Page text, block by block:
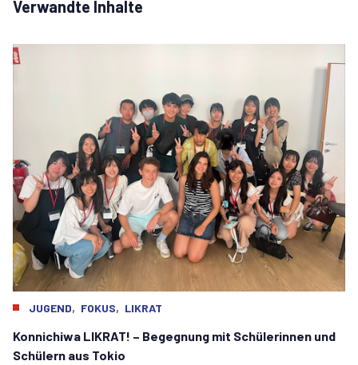
Verwandte Inhalte
JUGEND, FOKUS, LIKRAT
Konnichiwa LIKRAT! – Begegnung mit Schülerinnen und
Schülern aus Tokio